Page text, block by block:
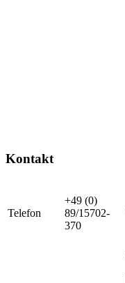
Kontakt
Telefon
+49 (0)
89/15702-
370